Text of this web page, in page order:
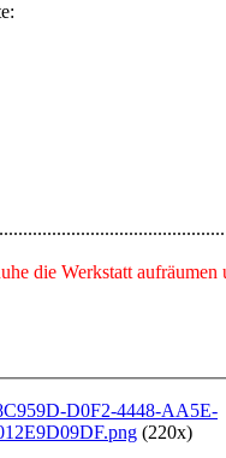
die Werkstatt aufräumen
D0F2-4448-AA5E-
(220x)